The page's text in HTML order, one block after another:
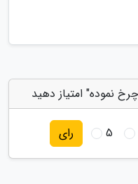
نموده" امتیاز دهید
5 رای